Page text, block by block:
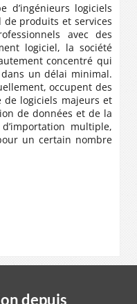
logiciels
produits et services
avec des
logiciel, la société
concentré qui
un délai minimal.
occupent des
de logiciels majeurs et
de données et de la
multiple,
un certain nombre
depuis